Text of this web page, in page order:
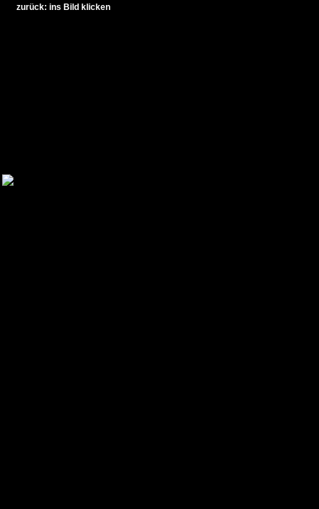
zurück: ins Bild klicken